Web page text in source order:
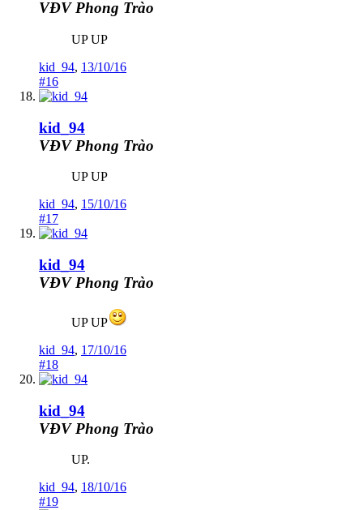
VĐV Phong Trào
UP UP
kid_94, 13/10/16
#16
kid_94
VĐV Phong Trào
UP UP
kid_94, 15/10/16
#17
kid_94
VĐV Phong Trào
UP UP
kid_94, 17/10/16
#18
kid_94
VĐV Phong Trào
UP.
kid_94, 18/10/16
#19